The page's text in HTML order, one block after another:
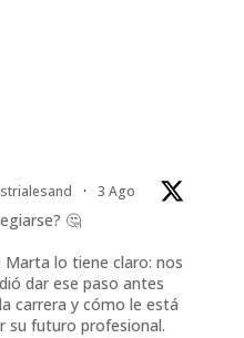
· 3 Ago
🤔
lo tiene claro: nos
dar ese paso antes
carrera y cómo le está
su futuro profesional.